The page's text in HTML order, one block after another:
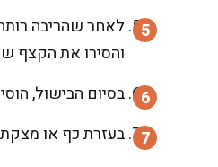
לאחר שהריבה
והסירו את הקצף
בסיום הבישול, הוסיפו את
בעזרת כף או מצקת,